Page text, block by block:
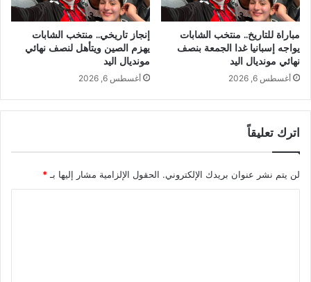
مباراة للتاريخ.. منتخب الشابات
يواجه إسبانيا غدا الجمعة بنصف
نهائي مونديال اليد
أغسطس 6, 2026
إنجاز تاريخي.. منتخب الشابات
يهزم الصين ويتأهل لنصف نهائي
مونديال اليد
أغسطس 6, 2026
اترك تعليقاً
لن يتم نشر عنوان بريدك الإلكتروني. الحقول الإلزامية مشار إليها بـ *